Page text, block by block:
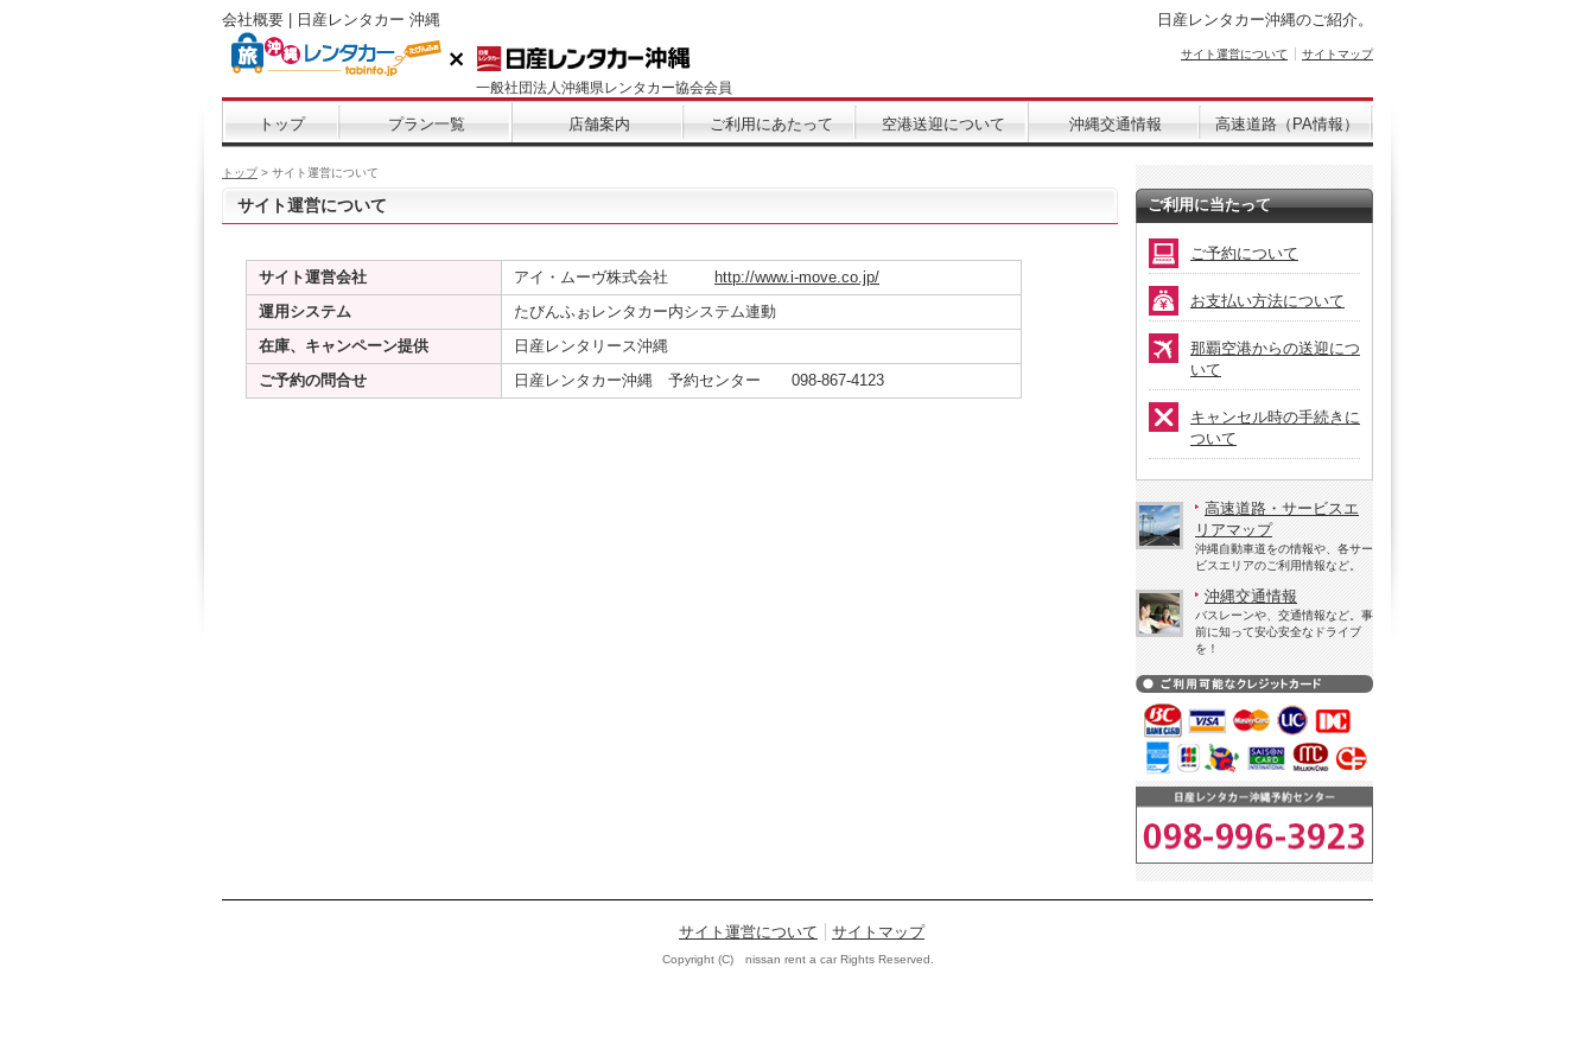
会社概要 | 日産レンタカー 沖縄 日産レンタカー沖縄のご紹介。
一般社団法人沖縄県レンタカー協会会員
サイト運営について サイトマップ
トップ プラン一覧 店舗案内 ご利用にあたって 空港送迎について 沖縄交通情報 高速道路（PA情報）
トップ> サイト運営について
サイト運営について
サイト運営会社 アイ・ムーヴ株式会社
http://www.i-move.co.jp/
運用システム
たびんふぉレンタカー内システム連動
在庫、キャンペーン提供
日産レンタリース沖縄
ご予約の問合せ
日産レンタカー沖縄 予約センター 098-867-4123
ご利用に当たって
ご予約について
お支払い方法について
那覇空港からの送迎につ
いて
キャンセル時の手続きに
ついて
高速道路・サービスエ
リアマップ
沖縄自動車道をの情報や、各サー
ビスエリアのご利用情報など。
沖縄交通情報
バスレーンや、交通情報など。事
前に知って安心安全なドライブ
を！
サイト運営について サイトマップ
Copyright (C) nissan rent a car Rights Reserved.